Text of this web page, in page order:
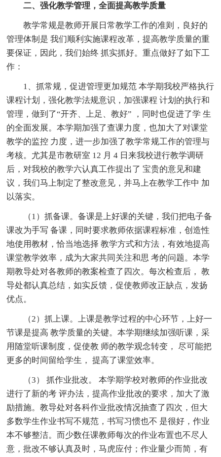
二、强化教学管理，全面提高教学质量
教学常规是教师开展日常教学工作的准则，良好的
管理体制是 我们顺利实施课程改革，提高教学质量的重
要保证，因此，我们始终 抓实抓好。重点做好了如下工
作：
1、抓常规，促进管理更加规范 本学期我校严格执行
课程计划，强化教学法规意识，加强课程 计划的执行和
管理，做到了“开齐、上足、教好” ，同时也促进了学 生
的全面发展。本学期加强了查课力度，也加大了对课堂
教学的监控 力度，进一步加强了教学常规工作的管理与
考核。尤其是市教研室 12 月 4 日来我校进行教学调研
后，对我校的教学六认真工作提出了 宝贵的意见和建
议，我们马上制定了整改意见，并马上在教学工作中 加
以落实。
（1）抓备课。备课是上好课的关键，我们把电子备
课改为手写 备课，同时要求教师依据课程标准，创造性
地使用教材，恰当地选择 教学方式和方法，有效地提高
课堂教学效率，成为大家共同关注和思 考的问题。本学
期教导处对各教师的教案检查了四次。每次检查后， 教
导处都认真总结，如实反馈，促使教师改正缺点，发扬
优点。
（2）抓上课。上课是教学过程的中心环节，上好一
节课是提高 教学质量的关键。本学期继续加强听课，采
用随堂听课制度，促使教 师的教学观念转变， 尽可能把
更多的时间留给学生， 提高了课堂效率。
（3） 抓作业批改。 本学期学校对教师的作业批改
进行了新的考 评办法，提高作业批改的要求，加大了激
励措施。教导处对各科作业批改情况抽查了四次，但大
多数学生作业书写不规范，书写习惯也不 是很好，作业
本不够整洁。而少数任课教师每次的作业布置也不尽人
意，批改不够认真及时，马虎应付；作业量少而简，有